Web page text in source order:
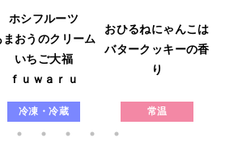
ホシフルーツ
まおうのクリーム
いちご大福
ｆｕｗａｒｕ
冷凍・冷蔵
おひるねにゃんこは
バタークッキーの香
り
常温